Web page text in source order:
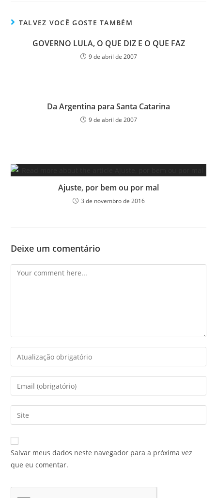
TALVEZ VOCÊ GOSTE TAMBÉM
GOVERNO LULA, O QUE DIZ E O QUE FAZ
9 de abril de 2007
Da Argentina para Santa Catarina
9 de abril de 2007
Ajuste, por bem ou por mal
3 de novembro de 2016
Deixe um comentário
Salvar meus dados neste navegador para a próxima vez
que eu comentar.